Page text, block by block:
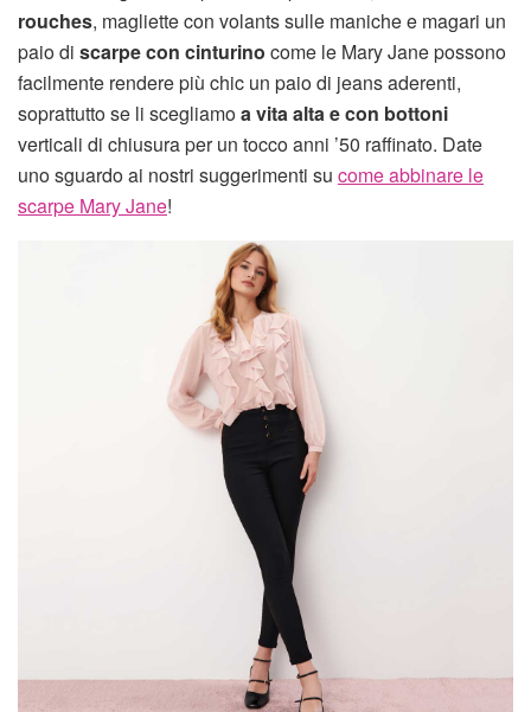
rouches, magliette con volants sulle maniche e magari un
paio di scarpe con cinturino come le Mary Jane possono
facilmente rendere più chic un paio di jeans aderenti,
soprattutto se li scegliamoa vita alta e con bottoni
verticali di chiusura per un tocco anni ’50 raffinato. Date
uno sguardo ai nostri suggerimenti su come abbinare le
scarpe Mary Jane!